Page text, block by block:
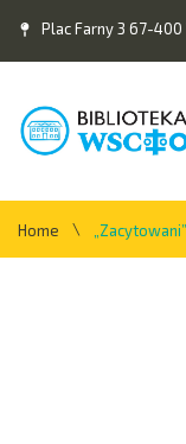
Plac Farny 3 67-
Home \